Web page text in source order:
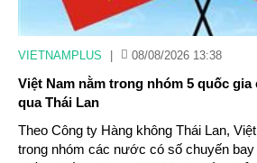
VIETNAMPLUS 08/08/2026 13:38
Việt Nam nằm trong nhóm 5 quốc
qua Thái Lan
Theo Công ty Hàng không Thái Lan,
trong nhóm các nước có số chuyến bay